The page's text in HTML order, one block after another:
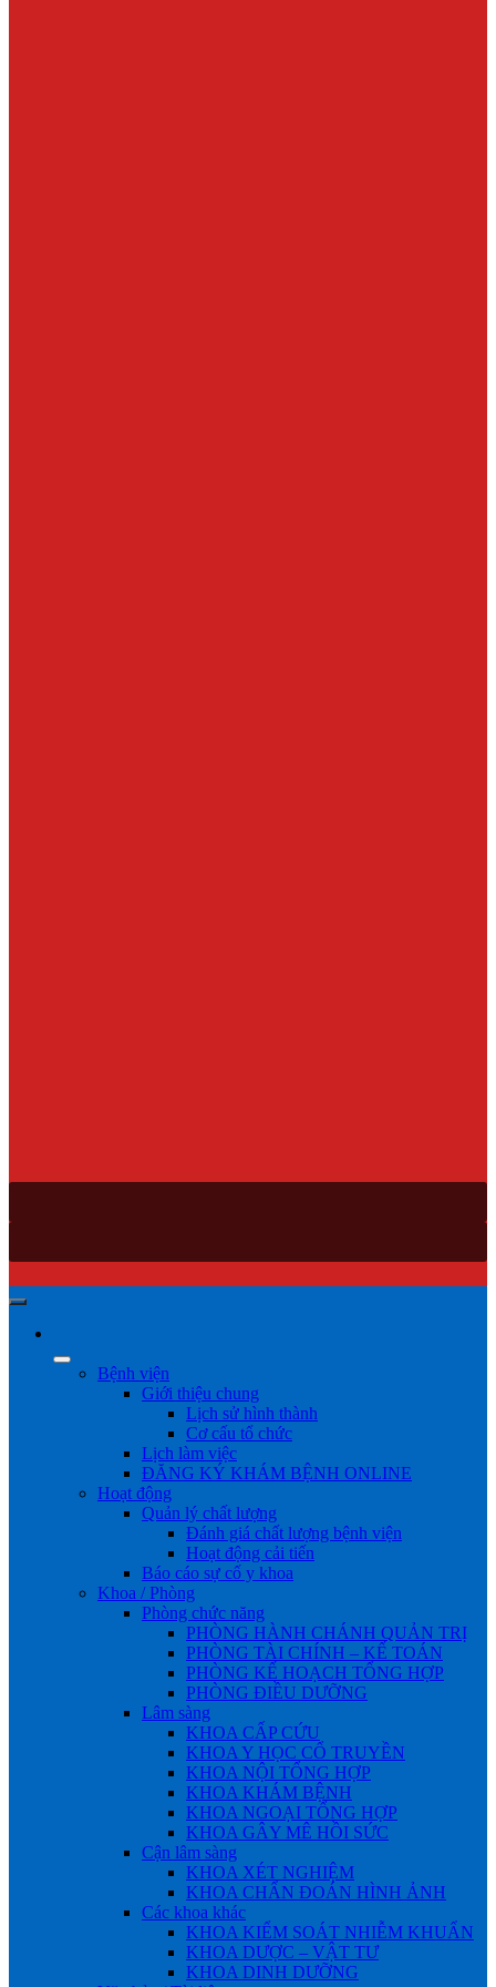
Bệnh viện
Giới thiệu chung
Lịch sử hình thành
Cơ cấu tổ chức
Lịch làm việc
ĐĂNG KÝ KHÁM BỆNH ONLINE
Hoạt động
Quản lý chất lượng
Đánh giá chất lượng bệnh viện
Hoạt động cải tiến
Báo cáo sự cố y khoa
Khoa / Phòng
Phòng chức năng
PHÒNG HÀNH CHÁNH QUẢN TRỊ
PHÒNG TÀI CHÍNH – KẾ TOÁN
PHÒNG KẾ HOẠCH TỔNG HỢP
PHÒNG ĐIỀU DƯỠNG
Lâm sàng
KHOA CẤP CỨU
KHOA Y HỌC CỔ TRUYỀN
KHOA NỘI TỔNG HỢP
KHOA KHÁM BỆNH
KHOA NGOẠI TỔNG HỢP
KHOA GÂY MÊ HỒI SỨC
Cận lâm sàng
KHOA XÉT NGHIỆM
KHOA CHẨN ĐOÁN HÌNH ẢNH
Các khoa khác
KHOA KIỂM SOÁT NHIỄM KHUẨN
KHOA DƯỢC – VẬT TƯ
KHOA DINH DƯỠNG